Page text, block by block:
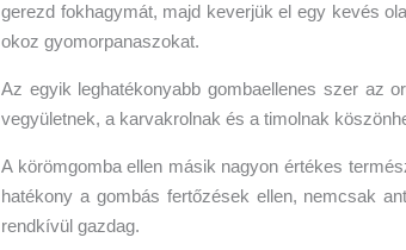
gerezd fokhagymát, majd keverjük el egy kevés
okoz gyomorpanaszokat.
Az egyik leghatékonyabb gombaellenes szer az
vegyületnek, a karvakrolnak és a timolnak
A körömgomba ellen másik nagyon értékes
hatékony a gombás fertőzések ellen, nemcsak
rendkívül gazdag.